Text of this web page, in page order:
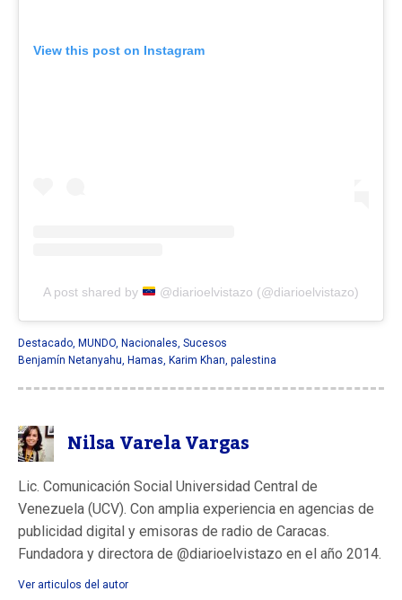
View this post on Instagram
A post shared by @diarioelvistazo (@diarioelvistazo)
Destacado MUNDO Nacionales Sucesos
Benjamín Netanyahu Hamas Karim Khan palestina
Nilsa Varela Vargas
Lic. Comunicación Social Universidad Central de
Venezuela (UCV). Con amplia experiencia en agencias de
publicidad digital y emisoras de radio de Caracas.
Fundadora y directora de @diarioelvistazo en el año 2014.
Ver articulos del autor